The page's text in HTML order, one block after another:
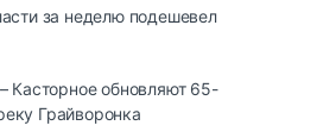
за неделю подешевел
Касторное обновляют 65-
Грайворонка